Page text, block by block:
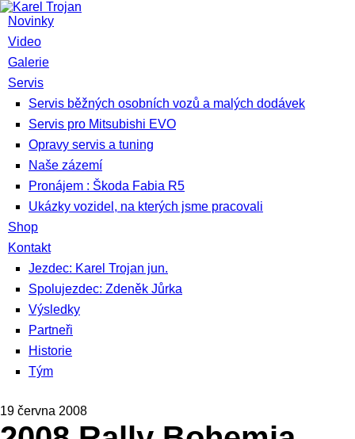
Novinky
Video
Galerie
Servis
Servis běžných osobních vozů a malých dodávek
Servis pro Mitsubishi EVO
Opravy servis a tuning
Naše zázemí
Pronájem : Škoda Fabia R5
Ukázky vozidel, na kterých jsme pracovali
Shop
Kontakt
Jezdec: Karel Trojan jun.
Spolujezdec: Zdeněk Jůrka
Výsledky
Partneři
Historie
Tým
19 června 2008